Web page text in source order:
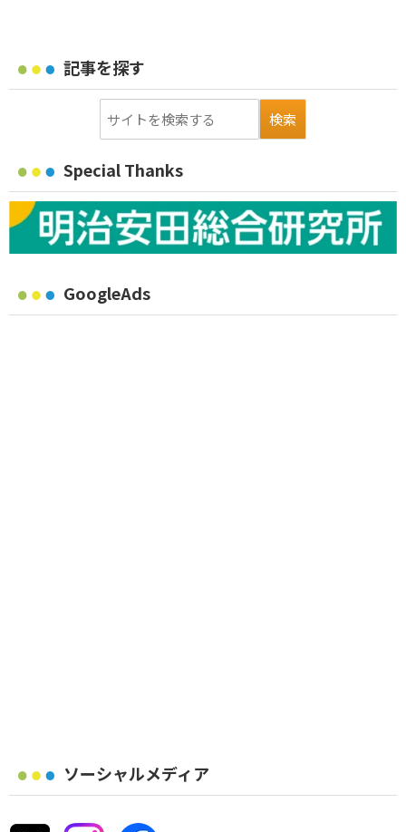
記事を探す
Special Thanks
GoogleAds
ソーシャルメディア